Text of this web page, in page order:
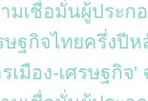
มเชื่อมั่นผู้ประก
ษฐกิจไทยครึ่งปี
เมือง-เศรษฐกิ